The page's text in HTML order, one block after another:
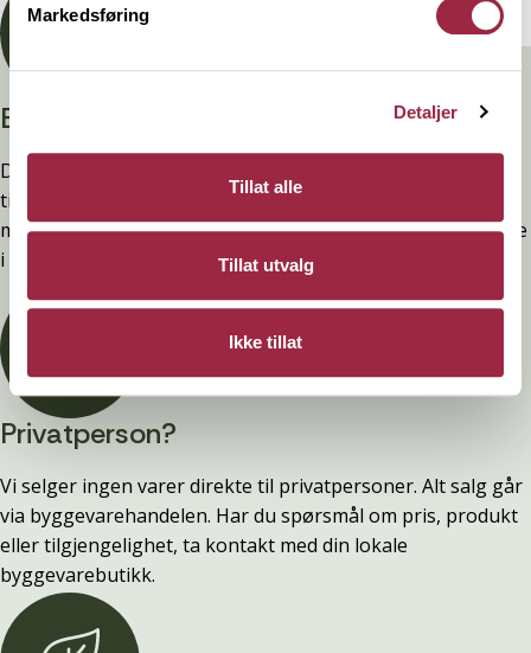
Markedsføring
Detaljer
Tillat alle
Tillat utvalg
Ikke tillat
Branntestet
Denne kledninger er testet, dokumentert, godkjent og
tilfredsstiller preakseptert ytelse for brann (D-s2,d0) ved
montering. Ytelsen opprettholdes ved å følge anvisningene
i våre FDV-er.
Privatperson?
Vi selger ingen varer direkte til privatpersoner. Alt salg går
via byggevarehandelen. Har du spørsmål om pris, produkt
eller tilgjengelighet, ta kontakt med din lokale
byggevarebutikk.